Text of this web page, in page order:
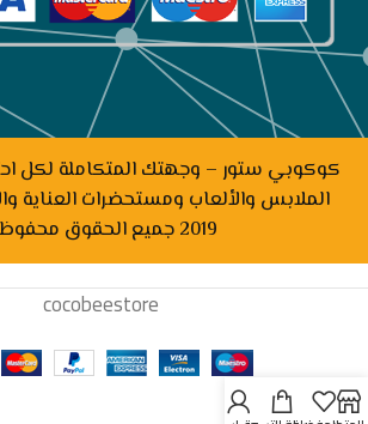
كوكوبي ستور – وجهتك المتكاملة لكل
الملابس والألعاب ومستحضرات العناية
2019 جميع الحقوق محفوظة.
cocobeestore